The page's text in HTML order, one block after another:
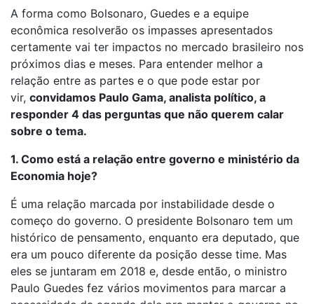
A forma como Bolsonaro, Guedes e a equipe
econômica resolverão os impasses apresentados
certamente vai ter impactos no mercado brasileiro nos
próximos dias e meses. Para entender melhor a
relação entre as partes e o que pode estar por
vir, convidamos Paulo Gama, analista político, a
responder 4 das perguntas que não querem calar
sobre o tema.
1. Como está a relação entre governo e ministério da
Economia hoje?
É uma relação marcada por instabilidade desde o
começo do governo. O presidente Bolsonaro tem um
histórico de pensamento, enquanto era deputado, que
era um pouco diferente da posição desse time. Mas
eles se juntaram em 2018 e, desde então, o ministro
Paulo Guedes fez vários movimentos para marcar a